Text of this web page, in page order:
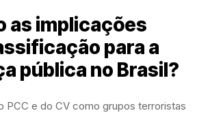
as implicações
para a
pública no Brasil?
PCC e do CV como grupos terroristas